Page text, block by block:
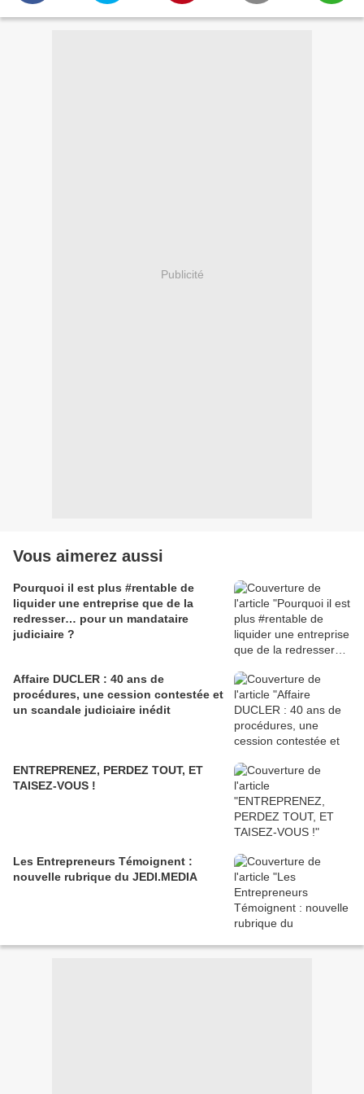
Publicité
Vous aimerez aussi
Pourquoi il est plus #rentable de
liquider une entreprise que de la
redresser… pour un mandataire
judiciaire ?
Affaire DUCLER : 40 ans de
procédures, une cession contestée et
un scandale judiciaire inédit
ENTREPRENEZ, PERDEZ TOUT, ET
TAISEZ-VOUS !
Les Entrepreneurs Témoignent :
nouvelle rubrique du JEDI.MEDIA